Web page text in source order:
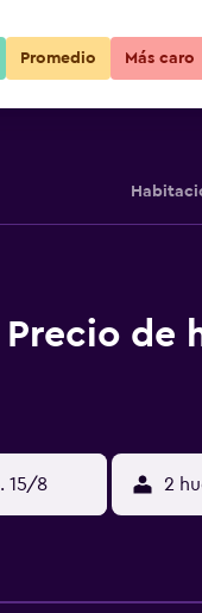
Precio de
15/8 2
Promedio Más caro